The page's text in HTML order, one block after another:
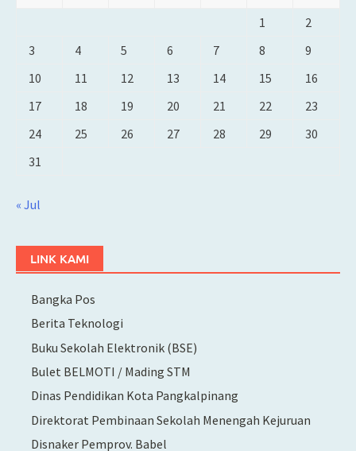
1
2
3
4 5 6 7 8
9
10
11 12 13 14 15
16
17
18 19 20 21 22
23
24
25 26 27 28 29
30
31
« Jul
LINK KAMI
Bangka Pos
Berita Teknologi
Buku Sekolah Elektronik (BSE)
Bulet BELMOTI / Mading STM
Dinas Pendidikan Kota Pangkalpinang
Direktorat Pembinaan Sekolah Menengah Kejuruan
Disnaker Pemprov. Babel